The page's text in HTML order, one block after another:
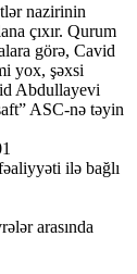
nazirinin
çıxır. Qurum
görə, Cavid
yox, şəxsi
Abdullayevi
ASC-nə təyin
ilə bağlı
arasında